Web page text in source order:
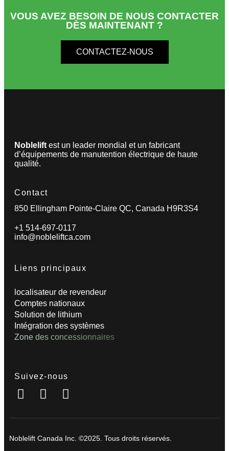
VOUS AVEZ BESOIN DE NOUS CONTACTER
DÈS MAINTENANT ?
CONTACTEZ-NOUS
Noblelift est un leader mondial et un fabricant
d’équipements de manutention électrique de haute
qualité.
Contact
850 Ellingham Pointe-Claire QC, Canada H9R3S4
+1 514-697-0117
info@nobleliftca.com
Liens principaux
localisateur de revendeur
Comptes nationaux
Solution de lithium
Intégration des systèmes
Zone des concessionnaires
Suivez-nous
Noblelift Canada Inc. ©2025. Tous droits réservés.